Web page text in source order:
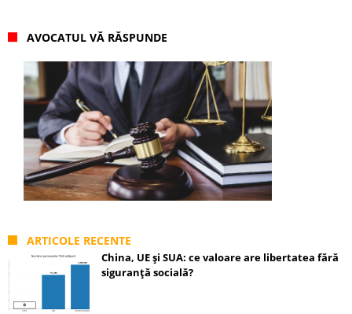
AVOCATUL VĂ RĂSPUNDE
ARTICOLE RECENTE
China, UE și SUA: ce valoare are libertatea fără
siguranță socială?